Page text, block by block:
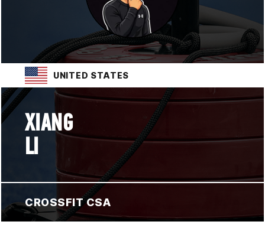
UNITED STATES
XIANG
LI
CROSSFIT CSA